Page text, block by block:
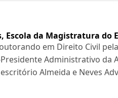
Escola da Magistratura do
em Direito Civil pela
Administrativo da
Almeida e Neves